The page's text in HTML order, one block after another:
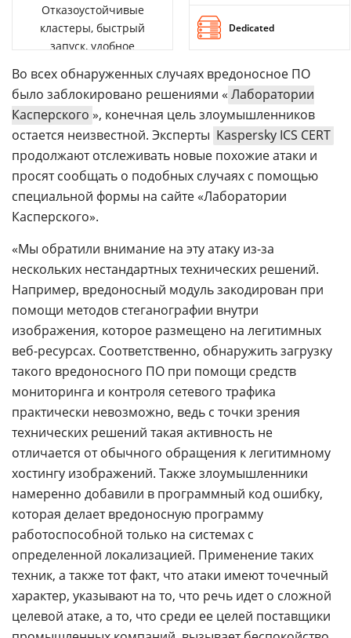
Отказоустойчивые
кластеры, быстрый
запуск, удобное
Dedicated
Во всех обнаруженных случаях вредоносное ПО
было заблокировано решениями « Лаборатории
Касперского », конечная цель злоумышленников
остается неизвестной. Эксперты Kaspersky ICS CERT
продолжают отслеживать новые похожие атаки и
просят сообщать о подобных случаях с помощью
специальной формы на сайте «Лаборатории
Касперского».
«Мы обратили внимание на эту атаку из-за
нескольких нестандартных технических решений.
Например, вредоносный модуль закодирован при
помощи методов стеганографии внутри
изображения, которое размещено на легитимных
веб-ресурсах. Соответственно, обнаружить загрузку
такого вредоносного ПО при помощи средств
мониторинга и контроля сетевого трафика
практически невозможно, ведь с точки зрения
технических решений такая активность не
отличается от обычного обращения к легитимному
хостингу изображений. Также злоумышленники
намеренно добавили в программный код ошибку,
которая делает вредоносную программу
работоспособной только на системах с
определенной локализацией. Применение таких
техник, а также тот факт, что атаки имеют точечный
характер, указывают на то, что речь идет о сложной
целевой атаке, а то, что среди ее целей поставщики